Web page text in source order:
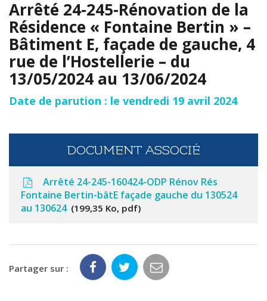
Arrêté 24-245-Rénovation de la
Résidence « Fontaine Bertin » –
Bâtiment E, façade de gauche, 4
rue de l’Hostellerie – du
13/05/2024 au 13/06/2024
Date de parution : le vendredi 19 avril 2024
DOCUMENT ASSOCIÉ
Arrêté 24-245-160424-ODP Rénov Rés
Fontaine Bertin-bâtE façade gauche du 130524
au 130624 199,35 Ko, pdf
Partager sur :